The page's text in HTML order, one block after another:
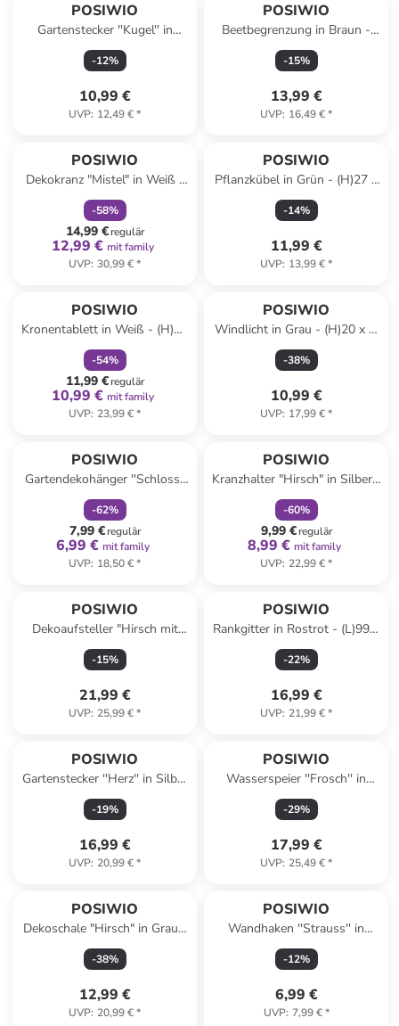
POSIWIO
Gartenstecker ''Kugel'' in
Grün/ Creme - (H)12,5 x Ø 10
cm
-12%
10,99 €
UVP: 12,49 €*
POSIWIO
Beetbegrenzung in Braun -
(L)28 x (B)32,5 cm
-15%
13,99 €
UVP: 16,49 €*
POSIWIO
Dekokranz "Mistel" in Weiß -
Ø 35 cm
-58%
14,99 €regulär
12,99 € mit family
UVP: 30,99 €*
POSIWIO
Pflanzkübel in Grün - (H)27 x
Ø 23 cm
-14%
11,99 €
UVP: 13,99 €*
POSIWIO
Kronentablett in Weiß - (H)28
x Ø 18 cm
-54%
11,99 €regulär
10,99 € mit family
UVP: 23,99 €*
POSIWIO
Windlicht in Grau - (H)20 x Ø
10 cm
-38%
10,99 €
UVP: 17,99 €*
POSIWIO
Gartendekohänger ''Schloss''
in Braun - (B)7 x (H)13 x (T)2
cm
-62%
7,99 €regulär
6,99 € mit family
UVP: 18,50 €*
POSIWIO
Kranzhalter "Hirsch" in Silber -
(B)19 x (H)27 x (T)9 cm
-60%
9,99 €regulär
8,99 € mit family
UVP: 22,99 €*
POSIWIO
Dekoaufsteller "Hirsch mit
Tannen" in Hellbraun - (B)40 x
(H)25,5 x (T)6 cm
-15%
21,99 €
UVP: 25,99 €*
POSIWIO
Rankgitter in Rostrot - (L)99 x
(B)40,5 cm
-22%
16,99 €
UVP: 21,99 €*
POSIWIO
Gartenstecker ''Herz'' in Silber
- (B)15 x (H)20 x (T)6 cm
-19%
16,99 €
UVP: 20,99 €*
POSIWIO
Wasserspeier ''Frosch'' in
Braun - (B)13 x (H)8 x (T)10
cm
-29%
17,99 €
UVP: 25,49 €*
POSIWIO
Dekoschale "Hirsch" in Grau -
(B)33,5 x (H)19,5 x (T)22 cm
-38%
12,99 €
UVP: 20,99 €*
POSIWIO
Wandhaken ''Strauss'' in
Braun - (B)10 x (H)8,5 x (T)5
cm
-12%
6,99 €
UVP: 7,99 €*